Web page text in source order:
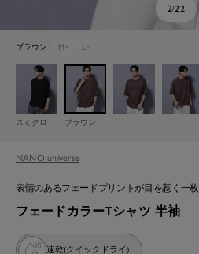
2/22
ブラウン M× L×
スミクロ
ブラウン
NANO universe
表情のあるフェードプリントが目を惹く一枚
フェードカラーTシャツ 半袖
速乾(クイックドライ)